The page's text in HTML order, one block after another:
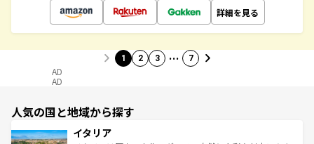
詳細を見る
1 2 3 … 7
AD
AD
人気の国と地域から探す
イタリア